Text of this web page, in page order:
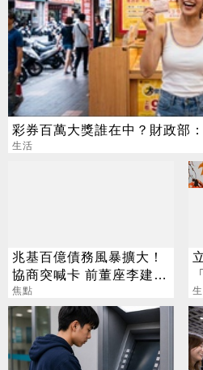
彩券百萬大獎誰在中？財政部
生活
兆基百億債務風暴擴大！
協商突喊卡 前董座李建成
遭檢調搜索
焦點